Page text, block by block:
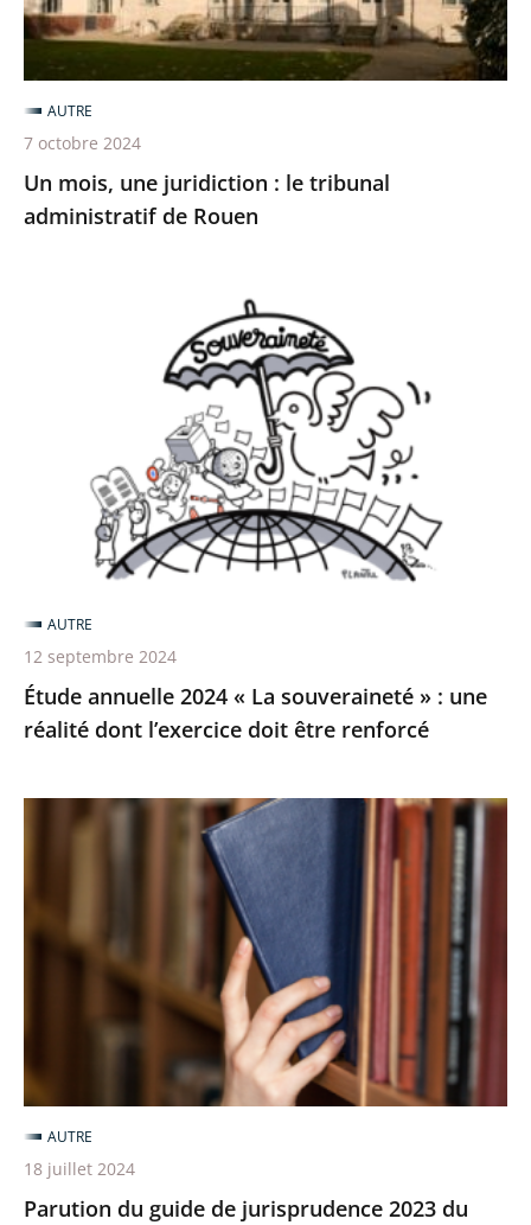
administratif
Rouen
Un mois, une juridiction : le tribunal
administratif de Rouen
AUTRE
7 octobre 2024
souveraineté
dont
l’exercice
doit
être
Étude annuelle 2024 « La souveraineté » : une
réalité dont l’exercice doit être renforcé
AUTRE
12 septembre 2024
Parution
jurisprudence
d’État
Parution du guide de jurisprudence 2023 du
AUTRE
18 juillet 2024